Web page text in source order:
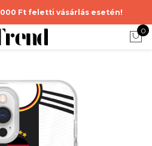
Ft feletti vásárlás esetén!
0